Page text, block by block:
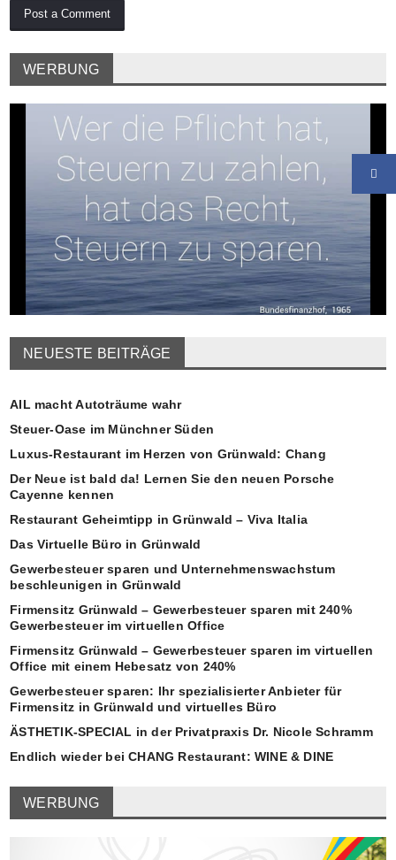
WERBUNG
NEUESTE BEITRÄGE
AIL macht Autoträume wahr
Steuer-Oase im Münchner Süden
Luxus-Restaurant im Herzen von Grünwald: Chang
Der Neue ist bald da! Lernen Sie den neuen Porsche
Cayenne kennen
Restaurant Geheimtipp in Grünwald – Viva Italia
Das Virtuelle Büro in Grünwald
Gewerbesteuer sparen und Unternehmenswachstum
beschleunigen in Grünwald
Firmensitz Grünwald – Gewerbesteuer sparen mit 240%
Gewerbesteuer im virtuellen Office
Firmensitz Grünwald – Gewerbesteuer sparen im virtuellen
Office mit einem Hebesatz von 240%
Gewerbesteuer sparen: Ihr spezialisierter Anbieter für
Firmensitz in Grünwald und virtuelles Büro
ÄSTHETIK-SPECIAL in der Privatpraxis Dr. Nicole Schramm
Endlich wieder bei CHANG Restaurant: WINE & DINE
WERBUNG